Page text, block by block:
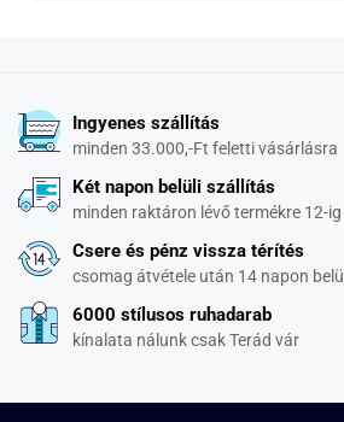
Ingyenes szállítás
minden 33.000,-Ft feletti vásárlásra
Két napon belüli szállítás
minden raktáron lévő termékre 12-ig
Csere és pénz vissza térítés
csomag átvétele után 14 napon belül
6000 stílusos ruhadarab
kínalata nálunk csak Terád vár